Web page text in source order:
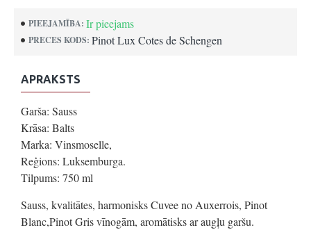
PIEEJAMĪBA: Ir pieejams
PRECES KODS: Pinot Lux Cotes de Schengen
APRAKSTS
Garša: Sauss
Krāsa: Balts
Marka: Vinsmoselle,
Reģions: Luksemburga.
Tilpums: 750 ml
Sauss, kvalitātes, harmonisks Cuvee no Auxerrois, Pinot
Blanc,Pinot Gris vīnogām, aromātisks ar augļu garšu.